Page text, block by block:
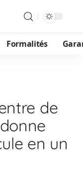
Formalités
de
en un